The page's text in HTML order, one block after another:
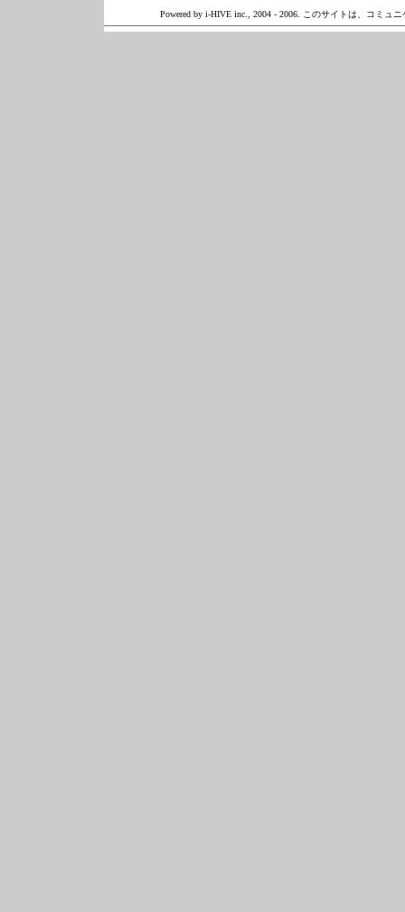
Powered by i-HIVE inc., 2004 - 2006. このサイトは、コミュ